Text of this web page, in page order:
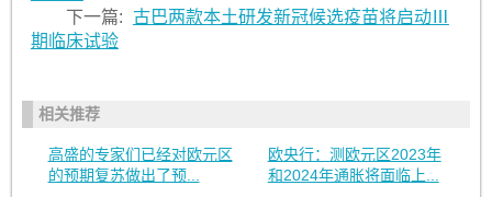
下一篇: 古巴两款本土研发新冠候选疫苗将启动Ⅲ
期临床试验
相关推荐
高盛的专家们已经对欧元区
的预期复苏做出了预...
欧央行：测欧元区2023年
和2024年通胀将面临上...